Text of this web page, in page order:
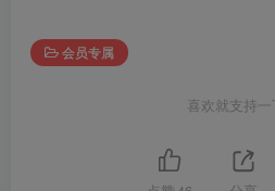
会员专属
喜欢就支持